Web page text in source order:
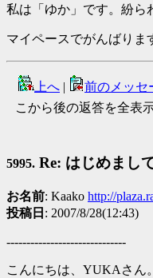
私は「ゆか」です。紛ら
マイペースでがんばりま
上へ | 前のメッセ
こから後の返答を全表
5995. Re: はじめまし
お名前: Kaako http://
投稿日 : 2007/8/28(12:43)
------------------------------
こんにちは、YUKAさん